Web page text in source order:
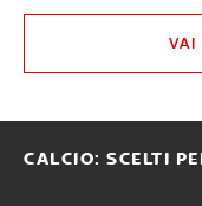
VAI
CALCIO: SCELTI